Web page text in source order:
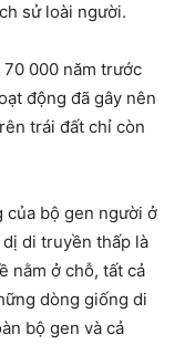
sử loài người.
000 năm trước
động đã gây nên
trái đất chỉ còn
của bộ gen người ở
di truyền thấp là
nằm ở chỗ, tất cả
dòng giống di
bộ gen và cả